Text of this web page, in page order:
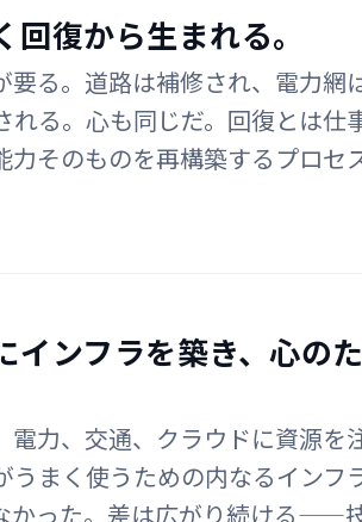
復から生まれる。
要る。道路は補修され、電力網
る。心も同じだ。回復とは仕
力そのものを再構築するプロセ
インフラを築き、心の
力、交通、クラウドに資源を
まく使うための内なるインフ
かった。差は広がり続ける——